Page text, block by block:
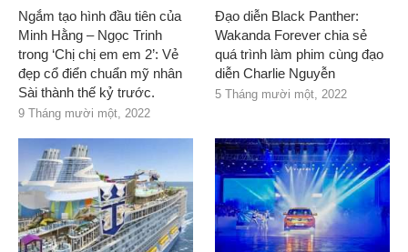
Ngắm tạo hình đầu tiên của
Minh Hằng – Ngọc Trinh
trong ‘Chị chị em em 2’: Vẻ
đẹp cổ điển chuẩn mỹ nhân
Sài thành thế kỷ trước.
9 Tháng mười một, 2022
Đạo diễn Black Panther:
Wakanda Forever chia sẻ
quá trình làm phim cùng đạo
diễn Charlie Nguyễn
5 Tháng mười một, 2022